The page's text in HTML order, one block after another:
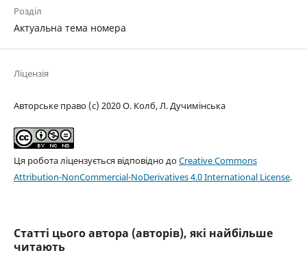
Розділ
Актуальна тема номера
Ліцензія
Авторське право (c) 2020 О. Колб, Л. Дучимінська
Ця робота ліцензується відповідно доCreative Commons
Attribution-NonCommercial-NoDerivatives 4.0 International License.
Статті цього автора (авторів), які найбільше
читають